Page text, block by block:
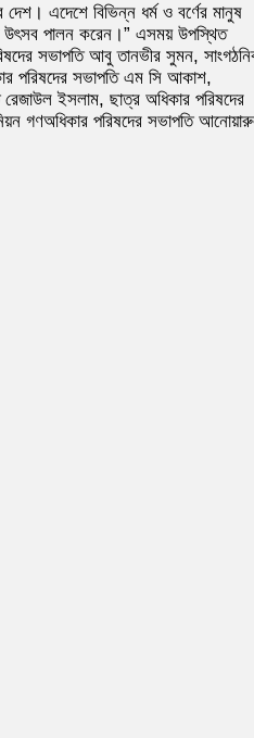
দেশ। এদেশে বিভিন্ন ধর্ম ও বর্ণের মানুষ
উৎসব পালন করেন।” এসময় উপস্থিত
সভাপতি আবু তানভীর সুমন,
পরিষদের সভাপতি এম সি আকাশ,
ইসলাম, ছাত্র অধিকার পরিষদের
গণঅধিকার পরিষদের সভাপতি